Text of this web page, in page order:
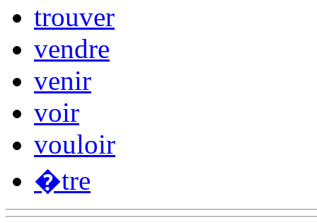
trouver
vendre
venir
voir
vouloir
�tre